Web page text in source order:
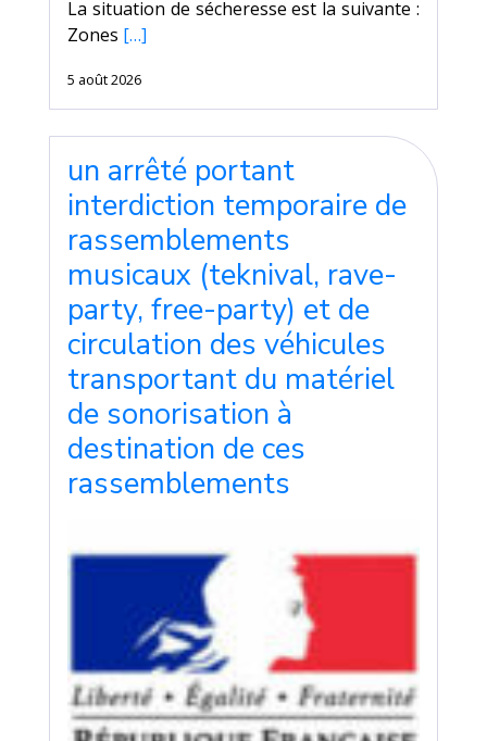
La situation de sécheresse est la suivante :
Zones […]
5 août 2026
un arrêté portant
interdiction temporaire de
rassemblements
musicaux (teknival, rave-
party, free-party) et de
circulation des véhicules
transportant du matériel
de sonorisation à
destination de ces
rassemblements